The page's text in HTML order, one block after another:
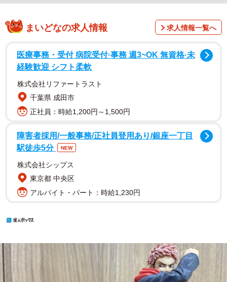
まいどなの求人情報 求人情報一覧へ
医療事務・受付 病院受付·事務 週3~OK 無資格·未
経験歓迎 シフト柔軟
株式会社リファートラスト
千葉県 成田市
正社員：時給1,200円～1,500円
障害者採用/一般事務/正社員登用あり/銀座一丁目
駅徒歩5分
NEW
株式会社シップス
東京都 中央区
アルバイト・パート：時給1,230円